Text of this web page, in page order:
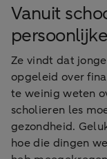
Vanuit
Ze vindt dat
opgeleid over
te weinig weten
scholieren les
gezondheid.
hoe die dingen